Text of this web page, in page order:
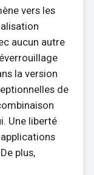
vers les
aucun autre
la version
de
Une liberté
plus,